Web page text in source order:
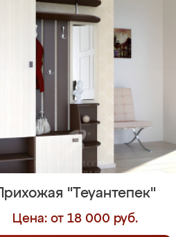
Прихожая "Теуантепек"
Цена: от 18 000 руб.